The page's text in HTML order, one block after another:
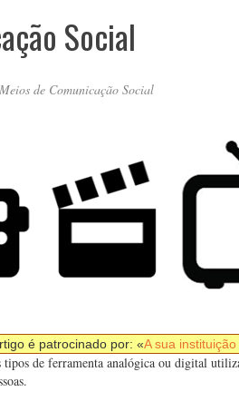
Social
de Comunicação Social
é patrocinado por: «A sua
tipos de ferramenta analógica ou digital